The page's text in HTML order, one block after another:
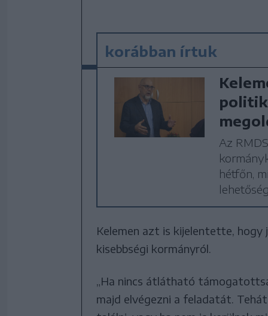
korábban írtuk
Az
hétfőn,
Kelemen azt is kijelentette, hogy
kisebbségi kormányról.
„Ha nincs átlátható
majd elvégezni a feladatát.